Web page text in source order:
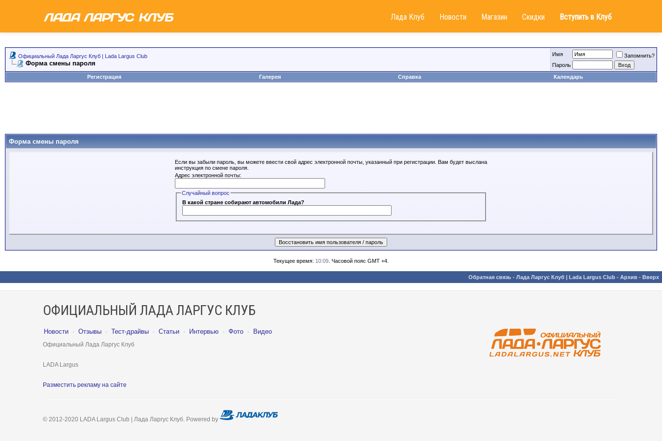
Лада Клуб Новости Магазин Скидки Вступить в Клуб
Официальный Лада Ларгус Клуб | Lada Largus Club
Форма смены пароля
Имя
Запомнить?
Пароль
Регистрация
Галерея Справка Календарь
Форма смены пароля
Если вы забыли пароль, вы можете ввести свой адрес электронной почты, указанный при регистрации. Вам будет выслана
инструкция по смене пароля.
Адрес электронной почты:
Случайный вопрос
В какой стране собирают автомобили Лада?
Текущее время: 10:09 . Часовой пояс GMT +4.
Обратная связь - Лада Ларгус Клуб | Lada Largus Club - Архив - Вверх
ОФИЦИАЛЬНЫЙ ЛАДА ЛАРГУС КЛУБ
Новости · Отзывы · Тест-драйвы · Статьи · Интервью · Фото · Видео
Официальный Лада Ларгус Клуб
LADA Largus
Разместить рекламу на сайте
© 2012-2020 LADA Largus Club | Лада Ларгус Клуб. Powered by